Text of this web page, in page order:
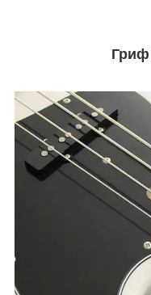
Гриф